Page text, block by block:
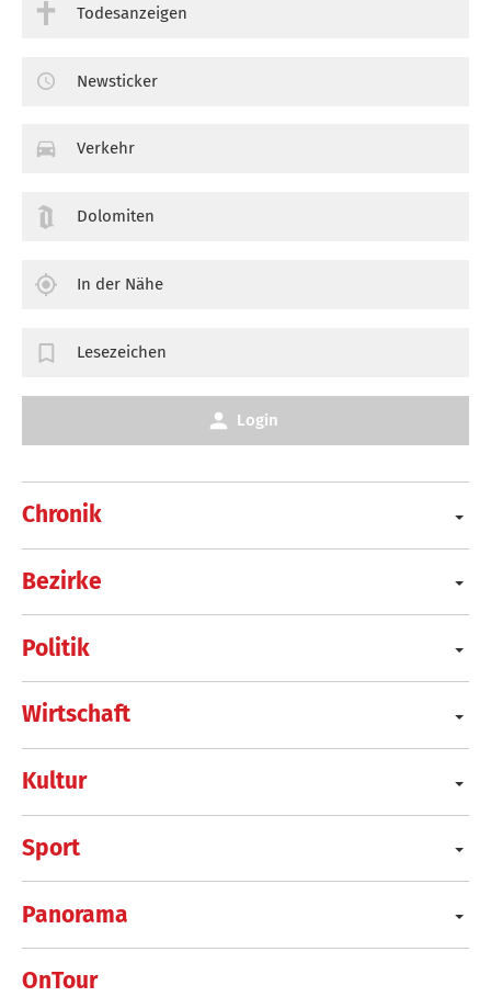
Chronik
Bezirke
Politik
Wirtschaft
Kultur
Sport
Panorama
OnTour
Todesanzeigen
Newsticker
Verkehr
Dolomiten
In der Nähe
Lesezeichen
Login